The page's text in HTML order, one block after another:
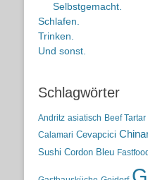
Selbstgemacht.
Schlafen.
Trinken.
Und sonst.
Schlagwörter
Andritz asiatisch Beef Tartar
Calamari Cevapcici
Sushi Cordon Bleu Fastfood